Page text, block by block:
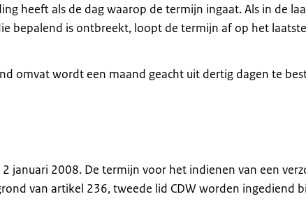
heeft als de dag waarop de termijn ingaat. Als in de
bepalend is ontbreekt, loopt de termijn af op het
omvat wordt een maand geacht uit dertig dagen te
januari 2008. De termijn voor het indienen van een
van artikel 236, tweede lid CDW worden ingediend